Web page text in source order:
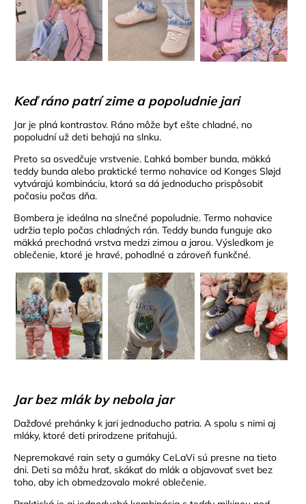
Keď ráno patrí zime a popoludnie jari
Jar je plná kontrastov. Ráno môže byť ešte chladné, no
popoludní už deti behajú na slnku.
Preto sa osvedčuje vrstvenie. Ľahká bomber bunda, mäkká
teddy bunda alebo praktické termo nohavice od Konges Sløjd
vytvárajú kombináciu, ktorá sa dá jednoducho prispôsobiť
počasiu počas dňa.
Bombera je ideálna na slnečné popoludnie. Termo nohavice
udržia teplo počas chladných rán. Teddy bunda funguje ako
mäkká prechodná vrstva medzi zimou a jarou. Výsledkom je
oblečenie, ktoré je hravé, pohodlné a zároveň funkčné.
Jar bez mlák by nebola jar
Dažďové prehánky k jari jednoducho patria. A spolu s nimi aj
mláky, ktoré deti prirodzene priťahujú.
Nepremokavé rain sety a gumáky CeLaVi sú presne na tieto
dni. Deti sa môžu hrať, skákať do mlák a objavovať svet bez
toho, aby ich obmedzovalo mokré oblečenie.